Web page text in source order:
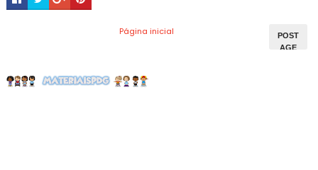
POST
AGE
Página inicial